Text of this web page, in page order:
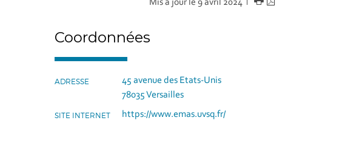
Mis à jour le 9 avril 2024
Coordonnées
ADRESSE
45 avenue des Etats-Unis
78035 Versailles
SITE INTERNET https://www.emas.uvsq.fr/